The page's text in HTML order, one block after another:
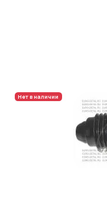
Нет в наличии